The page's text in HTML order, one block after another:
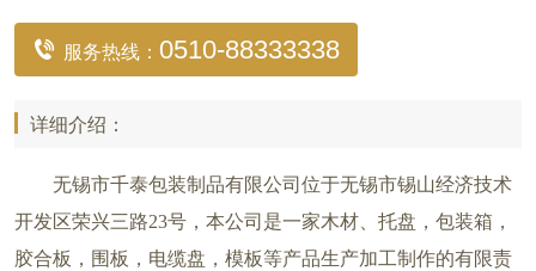
服务热线： 0510-88333338
详细介绍：
无锡市千泰包装制品有限公司位于无锡市锡山经济技术
开发区荣兴三路23号 ，本公司是一家木材、托盘，包装箱，
胶合板，围板，电缆盘，模板等产品生产加工制作的有限责